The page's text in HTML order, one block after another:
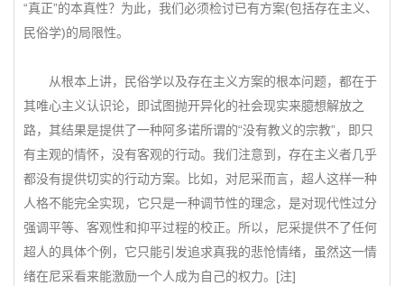
“真正”的本真性？为此，我们必须检讨已有方案(包括存在主义、
民俗学)的局限性。
从根本上讲，民俗学以及存在主义方案的根本问题，都在于
其唯心主义认识论，即试图抛开异化的社会现实来臆想解放之
路，其结果是提供了一种阿多诺所谓的“没有教义的宗教”，即只
有主观的情怀，没有客观的行动。我们注意到，存在主义者几乎
都没有提供切实的行动方案。比如，对尼采而言，超人这样一种
人格不能完全实现，它只是一种调节性的理念，是对现代性过分
强调平等、客观性和抑平过程的校正。所以，尼采提供不了任何
超人的具体个例，它只能引发追求真我的悲怆情绪，虽然这一情
绪在尼采看来能激励一个人成为自己的权力。[注]